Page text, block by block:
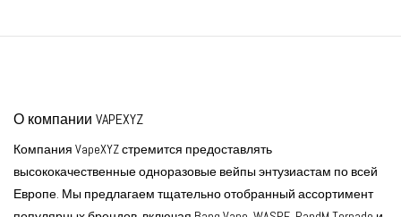
О компании VAPEXYZ
Компания VapeXYZ стремится предоставлять
высококачественные одноразовые вейпы энтузиастам по всей
Европе. Мы предлагаем тщательно отобранный ассортимент